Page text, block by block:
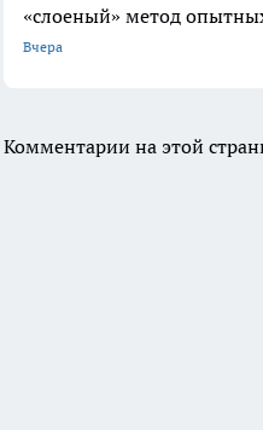
«слоеный» метод
Вчера
Комментарии на этой